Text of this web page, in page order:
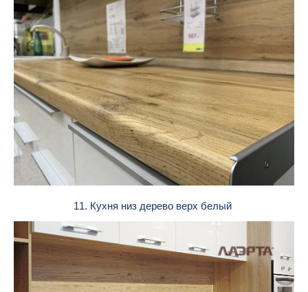
11. Кухня низ дерево верх белый